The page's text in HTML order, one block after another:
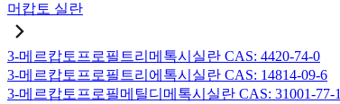
머캅토 실란
3-메르캅토프로필트리메톡시실란 CAS: 4420-74-0
3-메르캅토프로필트리에톡시실란 CAS: 14814-09-6
3-메르캅토프로필메틸디메톡시실란 CAS: 31001-77-1